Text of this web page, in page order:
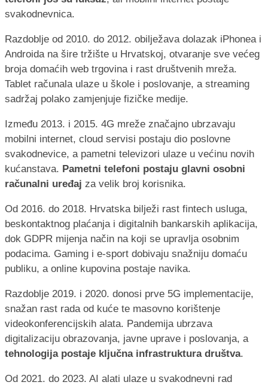
svakodnevnica.
Razdoblje od 2010. do 2012. obilježava dolazak iPhonea i
Androida na šire tržište u Hrvatskoj, otvaranje sve većeg
broja domaćih web trgovina i rast društvenih mreža.
Tablet računala ulaze u škole i poslovanje, a streaming
sadržaj polako zamjenjuje fizičke medije.
Između 2013. i 2015. 4G mreže značajno ubrzavaju
mobilni internet, cloud servisi postaju dio poslovne
svakodnevice, a pametni televizori ulaze u većinu novih
kućanstava. Pametni telefoni postaju glavni osobni
računalni uređaj za velik broj korisnika.
Od 2016. do 2018. Hrvatska bilježi rast fintech usluga,
beskontaktnog plaćanja i digitalnih bankarskih aplikacija,
dok GDPR mijenja način na koji se upravlja osobnim
podacima. Gaming i e-sport dobivaju snažniju domaću
publiku, a online kupovina postaje navika.
Razdoblje 2019. i 2020. donosi prve 5G implementacije,
snažan rast rada od kuće te masovno korištenje
videokonferencijskih alata. Pandemija ubrzava
digitalizaciju obrazovanja, javne uprave i poslovanja, a
tehnologija postaje ključna infrastruktura društva.
Od 2021. do 2023. AI alati ulaze u svakodnevni rad